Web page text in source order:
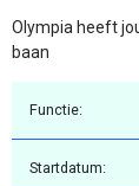
Olympia heeft
baan
Functie:
Startdatum: